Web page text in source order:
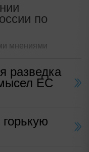
по
мнениями
разведка
ЕС